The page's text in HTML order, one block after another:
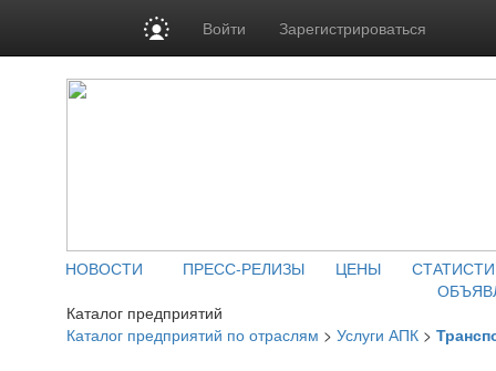
Войти Зарегистрироваться
НОВОСТИ ПРЕСС-РЕЛИЗЫ ЦЕНЫ
Каталог предприятий
Каталог предприятий по отраслям > Услуги АПК >